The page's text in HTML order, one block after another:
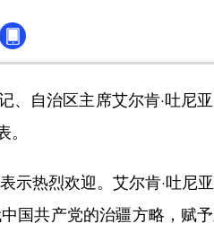
自治区主席艾尔肯·吐尼
热烈欢迎。艾尔肯·吐尼
国共产党的治疆方略，赋